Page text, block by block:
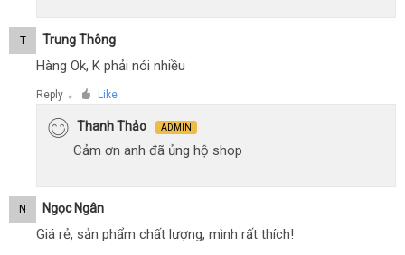
T Trung Thông
Hàng Ok, K phải nói nhiều
Reply ● Like
Thanh Thảo ADMIN
Cảm ơn anh đã ủng hộ shop
N Ngọc Ngân
Giá rẻ, sản phẩm chất lượng, mình rất thích!